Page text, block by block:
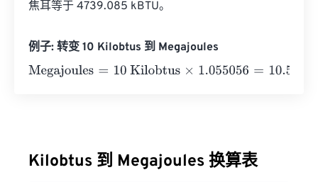
焦耳等于 4739.085 kBTU。
例子: 转变 10 Kilobtus 到 Megajoules
Megajoules= 10 Kilobtus×1.055056=10.55056
Kilobtus 到 Megajoules 换算表